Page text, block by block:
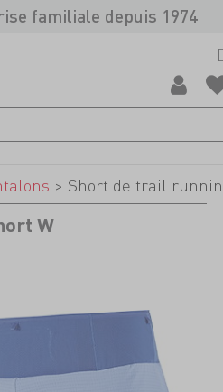
familiale depuis 1974
> Short de trail
W